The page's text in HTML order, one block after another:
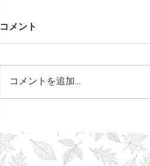
コメント
コメントを追加…